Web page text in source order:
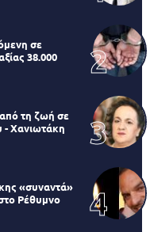
σε
38.000
τη ζωή σε
- Χανιωτάκη
«συναντά»
Ρέθυμνο